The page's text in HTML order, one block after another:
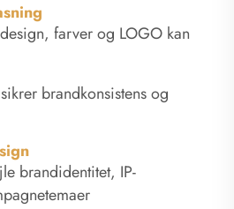
farver og LOGO kan
brandkonsistens og
brandidentitet, IP-